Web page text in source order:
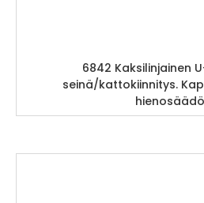
6842 Kaksilinjainen
seinä/kattokiinnitys.